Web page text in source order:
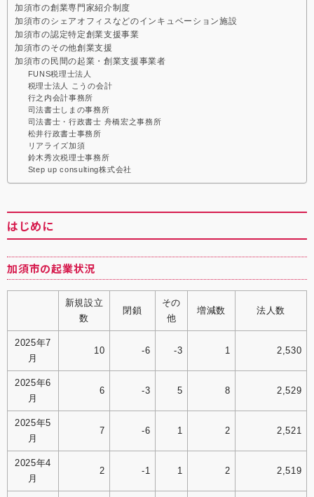
加須市の創業専門家紹介制度
加須市のシェアオフィスなどのインキュベーション施設
加須市の認定特定創業支援事業
加須市のその他創業支援
加須市の民間の起業・創業支援事業者
FUNS税理士法人
税理士法人 こうの会計
行之内会計事務所
司法書士しまの事務所
司法書士・行政書士 舟橋宏之事務所
松井行政書士事務所
リアライズ加須
鈴木秀次税理士事務所
Step up consulting株式会社
はじめに
加須市の起業状況
新規設立
数
閉鎖
その
他
増減数 法人数
2025年7
月
10 -6 -3 1 2,530
2025年6
月
6 -3 5 8 2,529
2025年5
月
7 -6 1 2 2,521
2025年4
月
2 -1 1 2 2,519